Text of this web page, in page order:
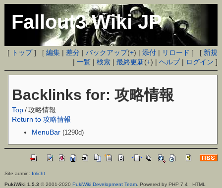
Fallout3 Wiki JP
[ トップ] [編集 | 差分 |バックアップ(+) |添付 | リロード ] [ 新規
|一覧 |検索 |最終更新(+) |ヘルプ| ログイン ]
Backlinks for: 攻略情報
Top /攻略情報
Return to 攻略情報
MenuBar (1290d)
Site admin: Irrlicht
PukiWiki 1.5.3 © 2001-2020 PukiWiki Development Team. Powered by PHP 7.4 : HTML